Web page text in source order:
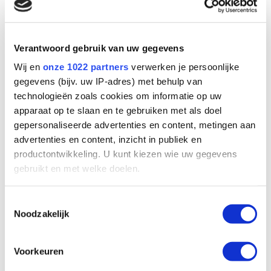
Verantwoord gebruik van uw gegevens
Wij en onze 1022 partners verwerken je persoonlijke
gegevens (bijv. uw IP-adres) met behulp van
technologieën zoals cookies om informatie op uw
apparaat op te slaan en te gebruiken met als doel
gepersonaliseerde advertenties en content, metingen aan
advertenties en content, inzicht in publiek en
productontwikkeling. U kunt kiezen wie uw gegevens
gebruikt en met welke doelen.
Informatie verzamelen over uw geografische
Uw apparaat identificeren door het actief te
scannen op specifieke eigenschappen (fingerprinting)
Noodzakelijk
Voorkeuren